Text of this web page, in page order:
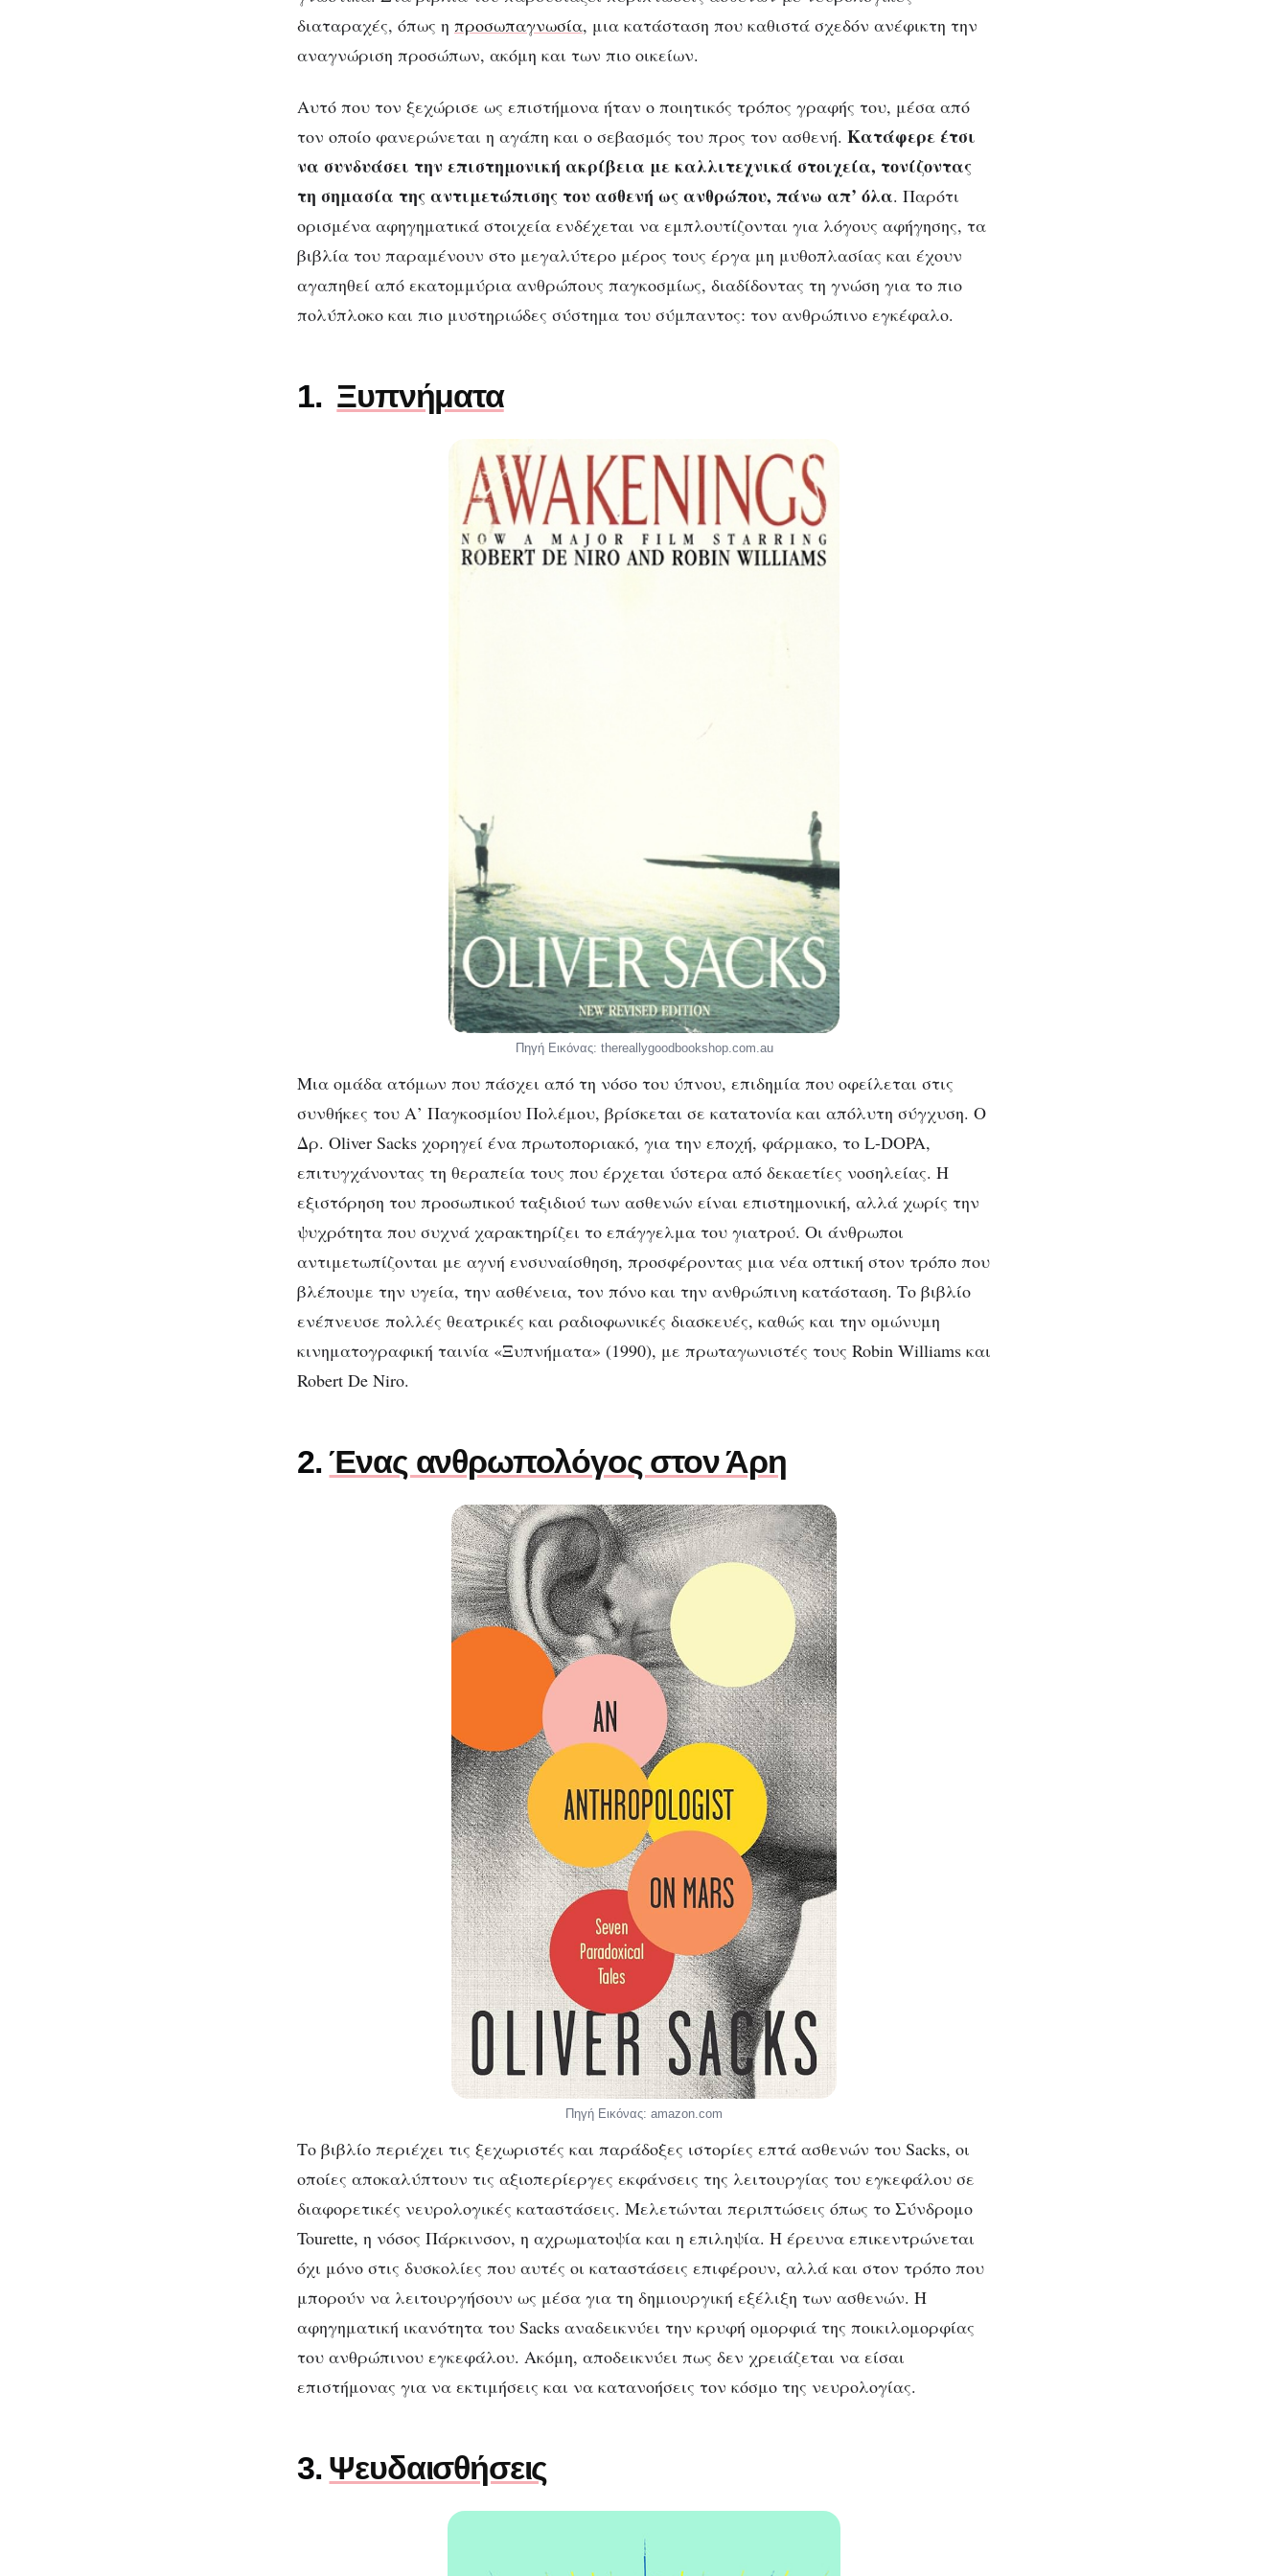
Sacks που έγραφε για
ανθρώπους, παρά για διαγνώσεις
ανθρώπους,
παρά
για
διαταραχές, όπως η προσωπαγνωσία, μια κατάσταση που καθιστά σχεδόν ανέφικτη την
αναγνώριση προσώπων, ακόμη και των πιο οικείων.
Αυτό που τον ξεχώρισε ως επιστήμονα ήταν ο ποιητικός τρόπος γραφής του, μέσα από
τον οποίο φανερώνεται η αγάπη και ο σεβασμός του προς τον ασθενή. Κατάφερε έτσι
να συνδυάσει την επιστημονική ακρίβεια με καλλιτεχνικά στοιχεία, τονίζοντας
τη σημασία της αντιμετώπισης του ασθενή ως ανθρώπου, πάνω απ’ όλα. Παρότι
ορισμένα αφηγηματικά στοιχεία ενδέχεται να εμπλουτίζονται για λόγους αφήγησης, τα
βιβλία του παραμένουν στο μεγαλύτερο μέρος τους έργα μη μυθοπλασίας και έχουν
αγαπηθεί από εκατομμύρια ανθρώπους παγκοσμίως, διαδίδοντας τη γνώση για το πιο
πολύπλοκο και πιο μυστηριώδες σύστημα του σύμπαντος: τον ανθρώπινο εγκέφαλο.
1. Ξυπνήματα
Πηγή Εικόνας: thereallygoodbookshop.com.au
Μια ομάδα ατόμων που πάσχει από τη νόσο του ύπνου, επιδημία που οφείλεται στις
συνθήκες του Α’ Παγκοσμίου Πολέμου, βρίσκεται σε κατατονία και απόλυτη σύγχυση. Ο
Δρ. Oliver Sacks χορηγεί ένα πρωτοποριακό, για την εποχή, φάρμακο, το L-DOPA,
επιτυγχάνοντας τη θεραπεία τους που έρχεται ύστερα από δεκαετίες νοσηλείας. Η
εξιστόρηση του προσωπικού ταξιδιού των ασθενών είναι επιστημονική, αλλά χωρίς την
ψυχρότητα που συχνά χαρακτηρίζει το επάγγελμα του γιατρού. Οι άνθρωποι
αντιμετωπίζονται με αγνή ενσυναίσθηση, προσφέροντας μια νέα οπτική στον τρόπο που
βλέπουμε την υγεία, την ασθένεια, τον πόνο και την ανθρώπινη κατάσταση. Το βιβλίο
ενέπνευσε πολλές θεατρικές και ραδιοφωνικές διασκευές, καθώς και την ομώνυμη
κινηματογραφική ταινία «Ξυπνήματα» (1990), με πρωταγωνιστές τους Robin Williams και
Robert De Niro.
2.Ένας ανθρωπολόγος στον Άρη
Πηγή Εικόνας: amazon.com
Το βιβλίο περιέχει τις ξεχωριστές και παράδοξες ιστορίες επτά ασθενών του Sacks, οι
οποίες αποκαλύπτουν τις αξιοπερίεργες εκφάνσεις της λειτουργίας του εγκεφάλου σε
διαφορετικές νευρολογικές καταστάσεις. Μελετώνται περιπτώσεις όπως το Σύνδρομο
Tourette, η νόσος Πάρκινσον, η αχρωματοψία και η επιληψία. Η έρευνα επικεντρώνεται
όχι μόνο στις δυσκολίες που αυτές οι καταστάσεις επιφέρουν, αλλά και στον τρόπο που
μπορούν να λειτουργήσουν ως μέσα για τη δημιουργική εξέλιξη των ασθενών. Η
αφηγηματική ικανότητα του Sacks αναδεικνύει την κρυφή ομορφιά της ποικιλομορφίας
του ανθρώπινου εγκεφάλου. Ακόμη, αποδεικνύει πως δεν χρειάζεται να είσαι
επιστήμονας για να εκτιμήσεις και να κατανοήσεις τον κόσμο της νευρολογίας.
3. Ψευδαισθήσεις